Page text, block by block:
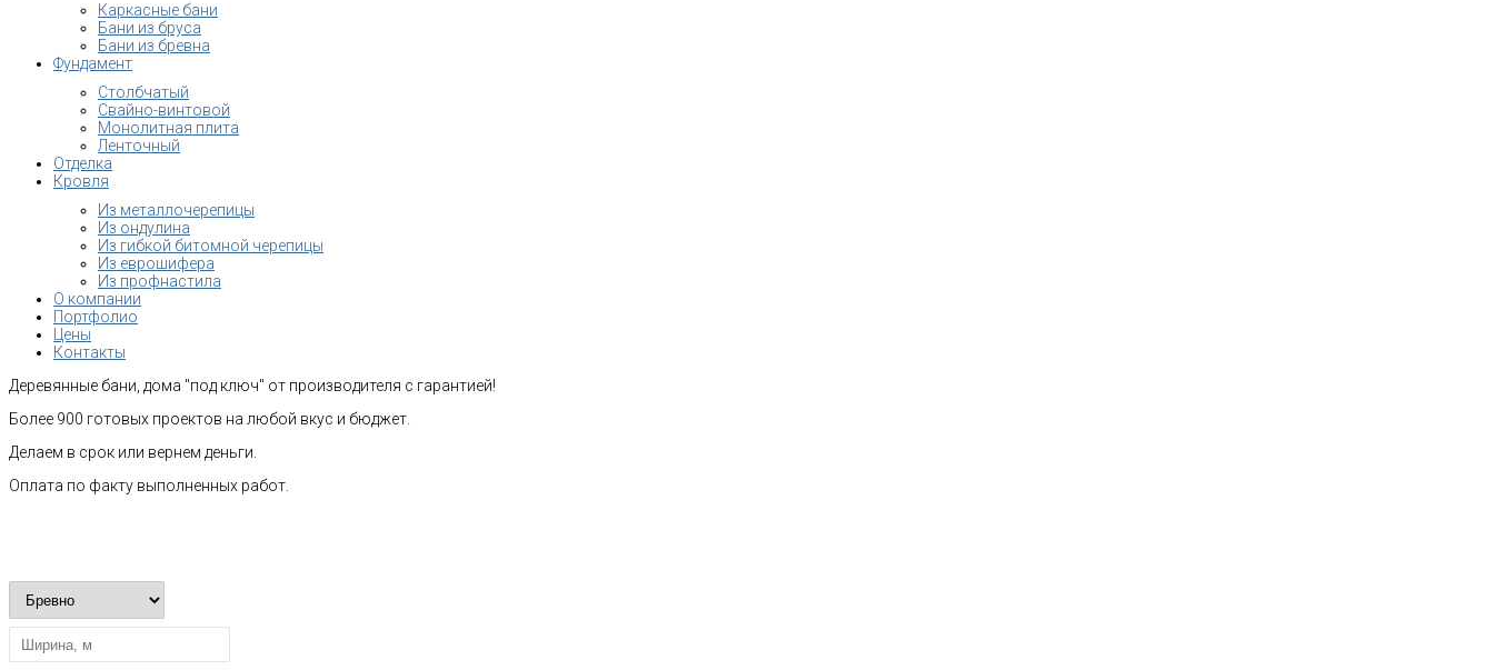
Каркасные бани
Бани из бруса
Бани из бревна
Фундамент
Столбчатый
Свайно-винтовой
Монолитная плита
Ленточный
Отделка
Кровля
Из металлочерепицы
Из ондулина
Из гибкой битомной черепицы
Из еврошифера
Из профнастила
О компании
Портфолио
Цены
Контакты
Деревянные бани, дома "под ключ" от производителя с гарантией!
Более 900 готовых проектов на любой вкус и бюджет.
Делаем в срок или вернем деньги.
Оплата по факту выполненных работ.